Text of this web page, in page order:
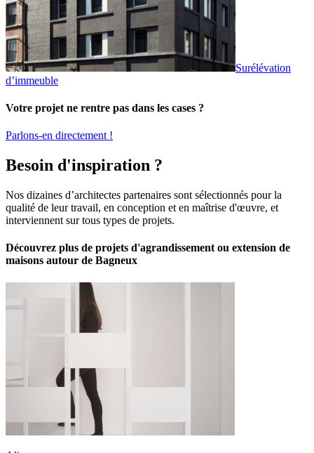
Surélévation
d’immeuble
Votre projet ne rentre pas dans les cases ?
Parlons-en directement !
Besoin d'inspiration ?
Nos dizaines d’architectes partenaires sont sélectionnés pour la
qualité de leur travail, en conception et en maîtrise d'œuvre, et
interviennent sur tous types de projets.
Découvrez plus de projets d'agrandissement ou extension de
maisons autour de Bagneux